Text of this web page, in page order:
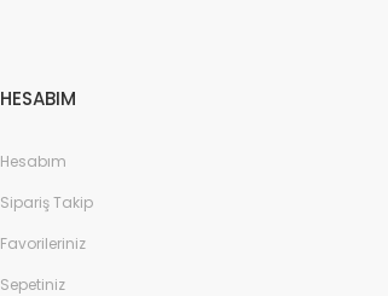
HESABIM
Hesabım
Sipariş Takip
Favorileriniz
Sepetiniz